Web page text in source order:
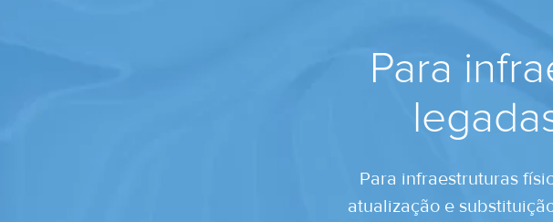
Para
Para infraestruturas
atualização e